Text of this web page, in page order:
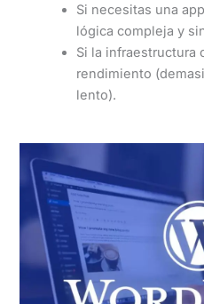
Si necesitas una
lógica compleja y
Si la infraestructura
rendimiento
lento).